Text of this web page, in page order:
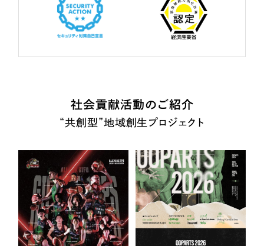
社会貢献活動のご紹介
“共創型”地域創生プロジェクト